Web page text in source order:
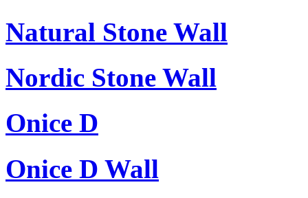
Natural Stone Wall
Nordic Stone Wall
Onice D
Onice D Wall